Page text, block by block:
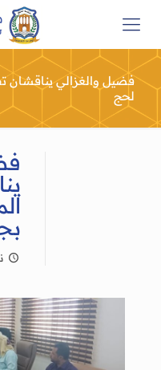
فضيل والغزالي يناقشان
لحج